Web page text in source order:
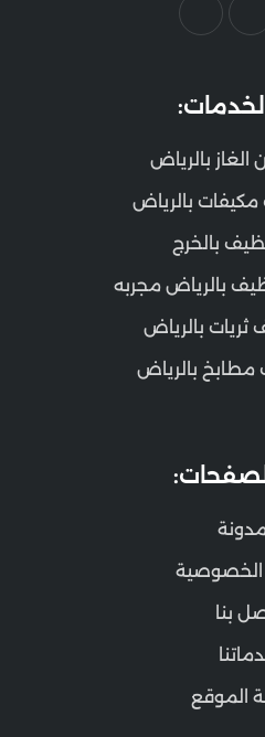
الغاز بالرياض
بالرياض
بالخرج
بالرياض مجربه
ثريات بالرياض
بالرياض
بنا
الموقع